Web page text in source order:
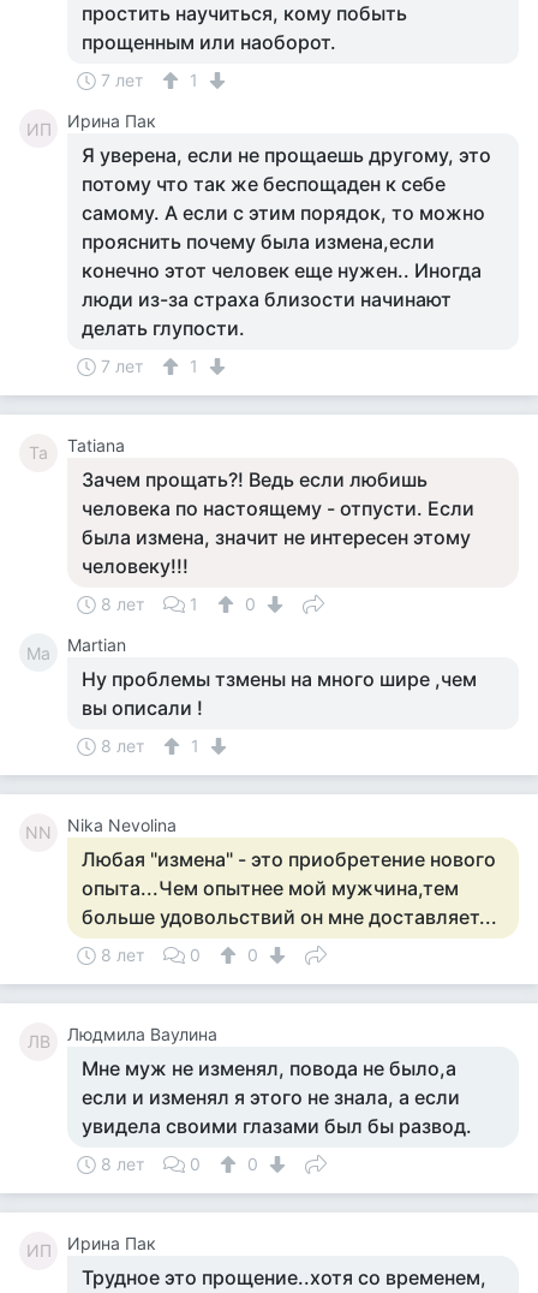
простить научиться, кому побыть
прощенным или наоборот.
7 лет 1
ИП Ирина Пак
Я уверена, если не прощаешь другому, это
потому что так же беспощаден к себе
самому. А если с этим порядок, то можно
прояснить почему была измена,если
конечно этот человек еще нужен.. Иногда
люди из-за страха близости начинают
делать глупости.
7 лет 1
Ta Tatiana
Зачем прощать?! Ведь если любишь
человека по настоящему - отпусти. Если
была измена, значит не интересен этому
человеку!!!
8 лет 1 0
Ma Martian
Ну проблемы тзмены на много шире ,чем
вы описали !
8 лет 1
NN Nika Nevolina
Любая "измена" - это приобретение нового
опыта...Чем опытнее мой мужчина,тем
больше удовольствий он мне доставляет...
8 лет 0 0
ЛВ Людмила Ваулина
Мне муж не изменял, повода не было,а
если и изменял я этого не знала, а если
увидела своими глазами был бы развод.
8 лет 0 0
ИП Ирина Пак
Трудное это прощение..хотя со временем,